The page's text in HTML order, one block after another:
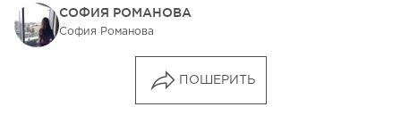
СОФИЯ РОМАНОВА
София Романова
ПОШЕРИТЬ